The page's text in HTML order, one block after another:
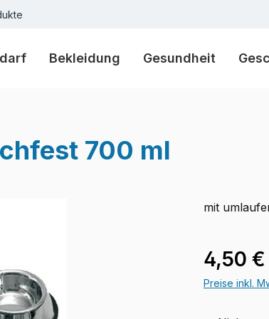
Bekleidung Gesundheit
700 ml
mit
4,50 €
Preise inkl.